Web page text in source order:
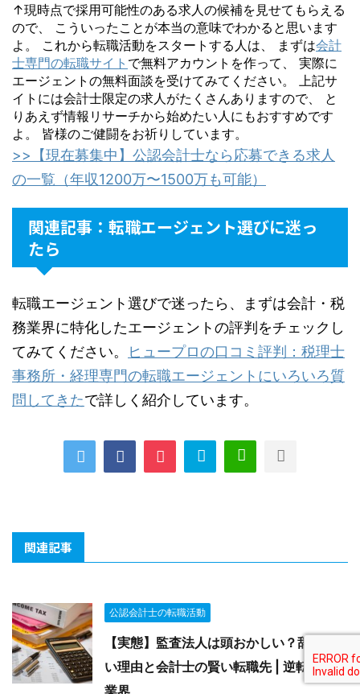
↑現時点で採用可能性のある求人の候補を見せてもらえる
ので、 こういったことが本当の意味でわかると思います
よ。 これから転職活動をスタートする人は、 まずは会計
士専門の転職サイト で無料アカウントを作って、 実際に
エージェントの無料面談を受けてみてください。 上記サ
イトには会計士限定の求人がたくさんありますので、 と
りあえず情報リサーチから始めたい人にもおすすめです
よ。 皆様のご健闘をお祈りしています。
>>【現在募集中】公認会計士なら応募できる求人
の一覧（年収1200万〜1500万も可能）
関連記事：転職エージェント選びに迷っ
たら
転職エージェント選びで迷ったら、まずは会計・税
務業界に特化したエージェントの評判をチェックし
てみてください。
ヒュープロの口コミ評判：税理士
事務所・経理専門の転職エージェントにいろいろ質
問してきたで詳しく紹介しています。
関連記事
公認会計士の転職活動
【実態】監査法人は頭おかしい？辞めた
い理由と会計士の賢い転職先 | 逆転の会計
業界